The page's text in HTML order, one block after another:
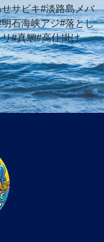
サビキ#淡路島メバ
石海峡アジ#落とし
#真鯛#高仕掛け